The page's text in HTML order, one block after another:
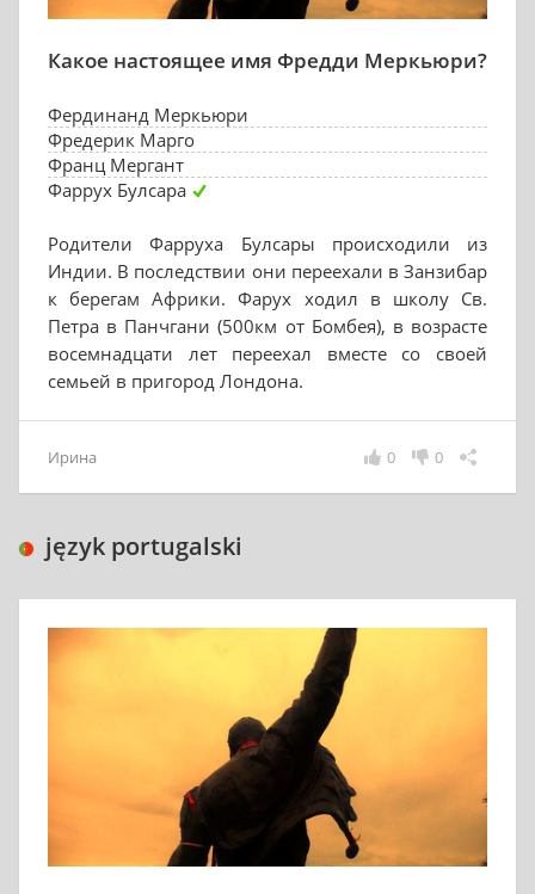
Какое настоящее имя Фредди Меркьюри?
Фердинанд Меркьюри
Фредерик Марго
Франц Мергант
Фаррух Булсара
Родители Фарруха Булсары происходили из
Индии. В последствии они переехали в Занзибар
к берегам Африки. Фарух ходил в школу Св.
Петра в Панчгани (500км от Бомбея), в возрасте
восемнадцати лет переехал вместе со своей
семьей в пригород Лондона.
Ирина 0
0
język portugalski